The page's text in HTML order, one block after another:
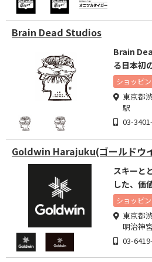
Brain Dead Studios
Brain
る日本初
ショッピ
東京都
駅
03-
Goldwin Harajuku(ゴールドウ
スキーと
した、価
イルを
ショッピ
東京都
明治神
03-